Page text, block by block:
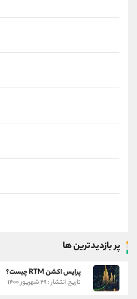
پر بازدیدترین ها
پرایس اکشن RTM چیست؟
تاریخ انتشار : ۲۹ شهریور ۱۴۰۰